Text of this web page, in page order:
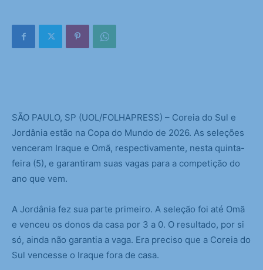
SÃO PAULO, SP (UOL/FOLHAPRESS) – Coreia do Sul e
Jordânia estão na Copa do Mundo de 2026. As seleções
venceram Iraque e Omã, respectivamente, nesta quinta-
feira (5), e garantiram suas vagas para a competição do
ano que vem.
A Jordânia fez sua parte primeiro. A seleção foi até Omã
e venceu os donos da casa por 3 a 0. O resultado, por si
só, ainda não garantia a vaga. Era preciso que a Coreia do
Sul vencesse o Iraque fora de casa.